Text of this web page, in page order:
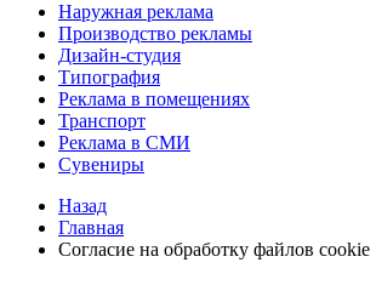
Наружная реклама
Производство рекламы
Дизайн-студия
Типография
Реклама в помещениях
Транспорт
Реклама в СМИ
Сувениры
Назад
Главная
Согласие на обработку файлов cookie